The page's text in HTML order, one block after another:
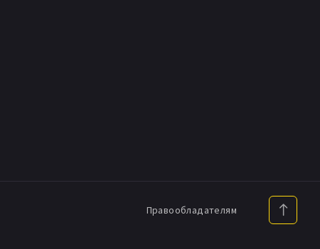
Правообладателям